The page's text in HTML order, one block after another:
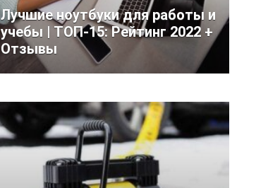
Лучшие ноутбуки для работы и
учебы | ТОП-15: Рейтинг 2022 +
Отзывы